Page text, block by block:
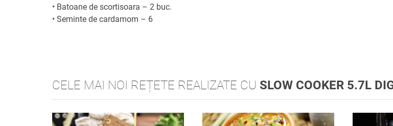
• Batoane de scortisoara – 2 buc.
• Seminte de cardamom – 6
CELE MAI NOI REȚETE REALIZATE CU SLOW COOKER 5.7L